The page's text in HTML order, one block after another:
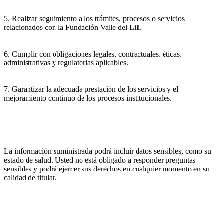
5. Realizar seguimiento a los trámites, procesos o servicios
relacionados con la Fundación Valle del Lili.
6. Cumplir con obligaciones legales, contractuales, éticas,
administrativas y regulatorias aplicables.
7. Garantizar la adecuada prestación de los servicios y el
mejoramiento continuo de los procesos institucionales.
La información suministrada podrá incluir datos sensibles, como su
estado de salud. Usted no está obligado a responder preguntas
sensibles y podrá ejercer sus derechos en cualquier momento en su
calidad de titular.